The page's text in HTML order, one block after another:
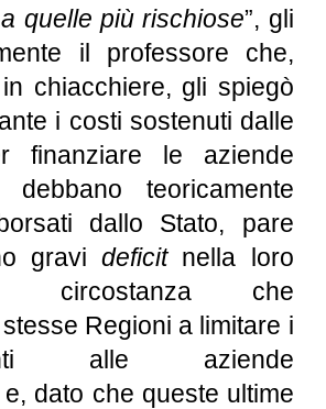
a quelle più rischiose”, gli
il professore che,
chiacchiere, gli spiegò
i costi sostenuti dalle
finanziare le aziende
debbano teoricamente
dallo Stato, pare
gravideficitnella loro
circostanza che
Regioni a limitare i
alle aziende
dato che queste ultime